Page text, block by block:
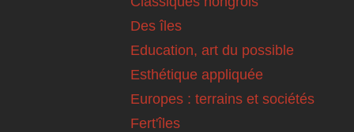
Des îles
Education, art du possible
Esthétique appliquée
Europes : terrains et sociétés
Fert'îles